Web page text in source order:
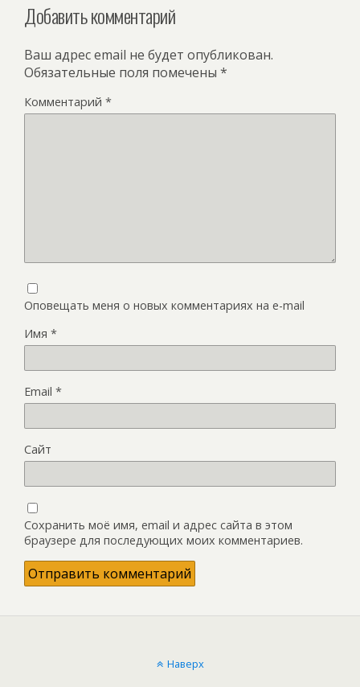
Добавить комментарий
Ваш адрес email не будет опубликован.
Обязательные поля помечены *
Комментарий *
Оповещать меня о новых комментариях на e-mail
Имя *
Email *
Сайт
Сохранить моё имя, email и адрес сайта в этом
браузере для последующих моих комментариев.
Наверх